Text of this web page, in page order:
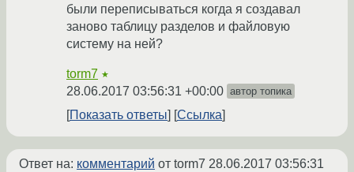
были переписываться когда я создавал
заново таблицу разделов и файловую
систему на ней?
torm7 ★
28.06.2017 03:56:31 +00:00 автор топика
Показать ответы Ссылка
Ответ на: комментарий от torm7 28.06.2017 03:56:31